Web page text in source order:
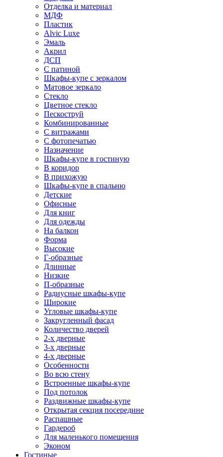
Отделка и материал
МДФ
Пластик
Alvic Luxe
Эмаль
Акрил
ДСП
С патиной
Шкафы-купе с зеркалом
Матовое зеркало
Стекло
Цветное стекло
Пескоструй
Комбинированные
С витражами
С фотопечатью
Назначение
Шкафы-купе в гостиную
В коридор
В прихожую
Шкафы-купе в спальню
Детские
Офисные
Для книг
Для одежды
На балкон
Форма
Высокие
Г-образные
Длинные
Низкие
П-образные
Радиусные шкафы-купе
Широкие
Угловые шкафы-купе
Закругленный фасад
Количество дверей
2-х дверные
3-х дверные
4-х дверные
Особенности
Во всю стену
Встроенные шкафы-купе
Под потолок
Раздвижные шкафы-купе
Открытая секция посередине
Распашные
Гардероб
Для маленького помещения
Эконом
Гостиные